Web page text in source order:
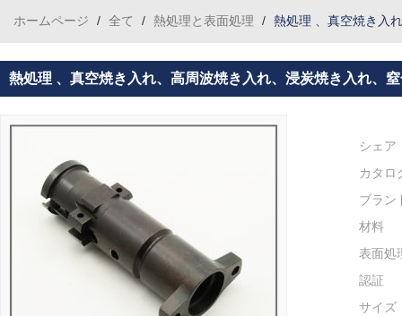
ホームページ / 全て / 熱処理と表面処理 / 熱処理 、真空焼き入
熱処理 、真空焼き入れ、高周波焼き入れ、浸炭焼き入れ、
シェア
カタロ
ブラン
材料
表面処
認証
サイズ